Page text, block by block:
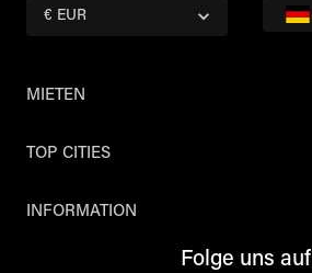
€ EUR
MIETEN
TOP CITIES
INFORMATION
Folge uns auf